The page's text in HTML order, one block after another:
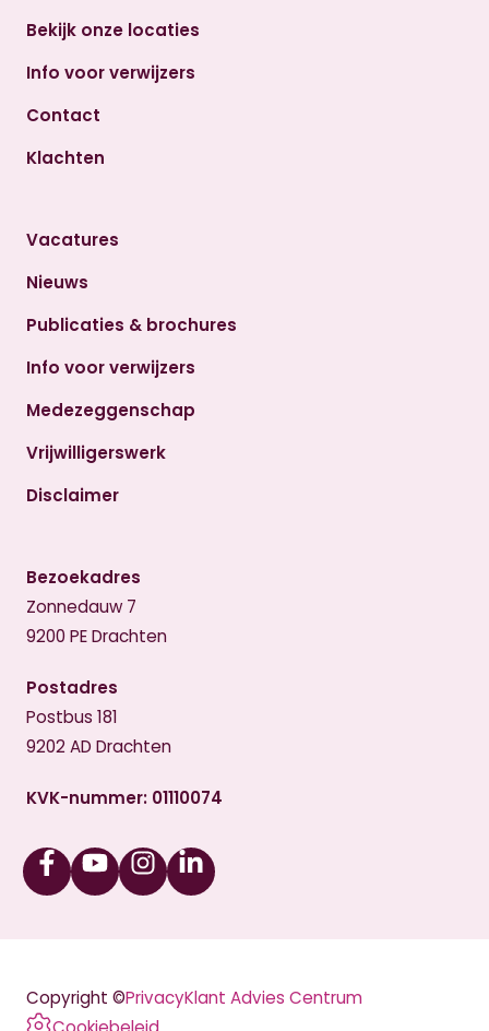
Bekijk onze locaties
Info voor verwijzers
Contact
Klachten
Vacatures
Nieuws
Publicaties & brochures
Info voor verwijzers
Medezeggenschap
Vrijwilligerswerk
Disclaimer
Bezoekadres
Zonnedauw 7
9200 PE Drachten
Postadres
Postbus 181
9202 AD Drachten
KVK-nummer: 01110074
FacebookYoutubeInstagramLinkedin
Copyright ©PrivacyKlant Advies Centrum